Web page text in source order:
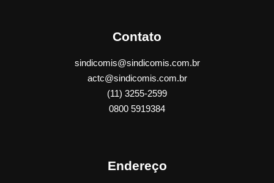
Contato
sindicomis@sindicomis.com.br
actc@sindicomis.com.br
(11) 3255-2599
0800 5919384
Endereço